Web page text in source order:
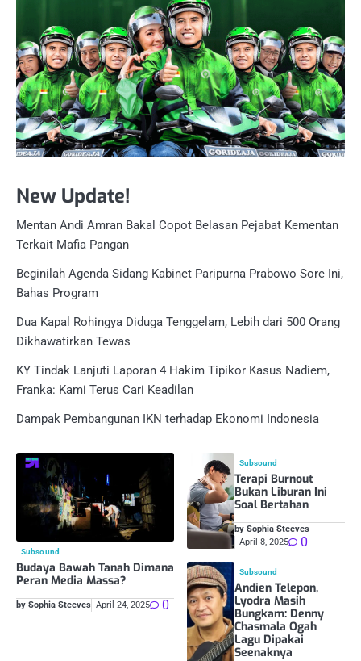
New Update!
Mentan Andi Amran Bakal Copot Belasan Pejabat Kementan
Terkait Mafia Pangan
Beginilah Agenda Sidang Kabinet Paripurna Prabowo Sore Ini,
Bahas Program
Dua Kapal Rohingya Diduga Tenggelam, Lebih dari 500 Orang
Dikhawatirkan Tewas
KY Tindak Lanjuti Laporan 4 Hakim Tipikor Kasus Nadiem,
Franka: Kami Terus Cari Keadilan
Dampak Pembangunan IKN terhadap Ekonomi Indonesia
Subsound
Budaya Bawah Tanah Dimana
Peran Media Massa?
by Sophia Steeves April 24, 2025 0
Subsound
Terapi Burnout
Bukan Liburan Ini
Soal Bertahan
by Sophia Steeves
April 8, 2025
0
Subsound
Andien Telepon,
Lyodra Masih
Bungkam: Denny
Chasmala Ogah
Lagu Dipakai
Seenaknya